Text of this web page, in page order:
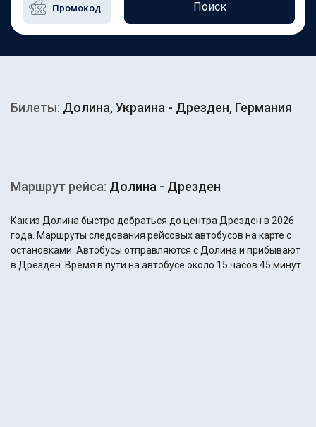
Поиск
Билеты: Долина, Украина - Дрезден, Германия
Маршрут рейса: Долина - Дрезден
Как из Долина быстро добраться до центра Дрезден в 2026
года. Маршруты следования рейсовых автобусов на карте с
остановками. Автобусы отправляются с Долина и прибывают
в Дрезден. Время в пути на автобусе около 15 часов 45 минут.